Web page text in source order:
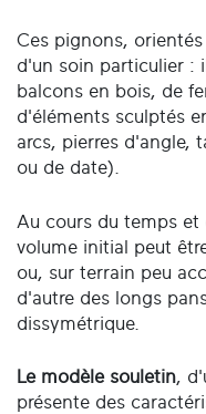
Ces pignons,
d'un soin particulier :
balcons en bois, de
d'éléments sculptés
arcs, pierres d'angle,
ou de date).
Au cours du temps
volume initial peut
ou, sur terrain peu
d'autre des longs
dissymétrique.
Le modèle souletin,
présente des